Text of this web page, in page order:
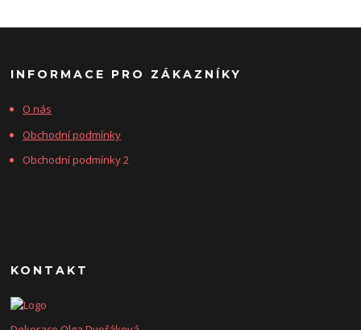
INFORMACE PRO ZÁKAZNÍKY
O nás
Obchodní podmínky
Obchodní podmínky 2
KONTAKT